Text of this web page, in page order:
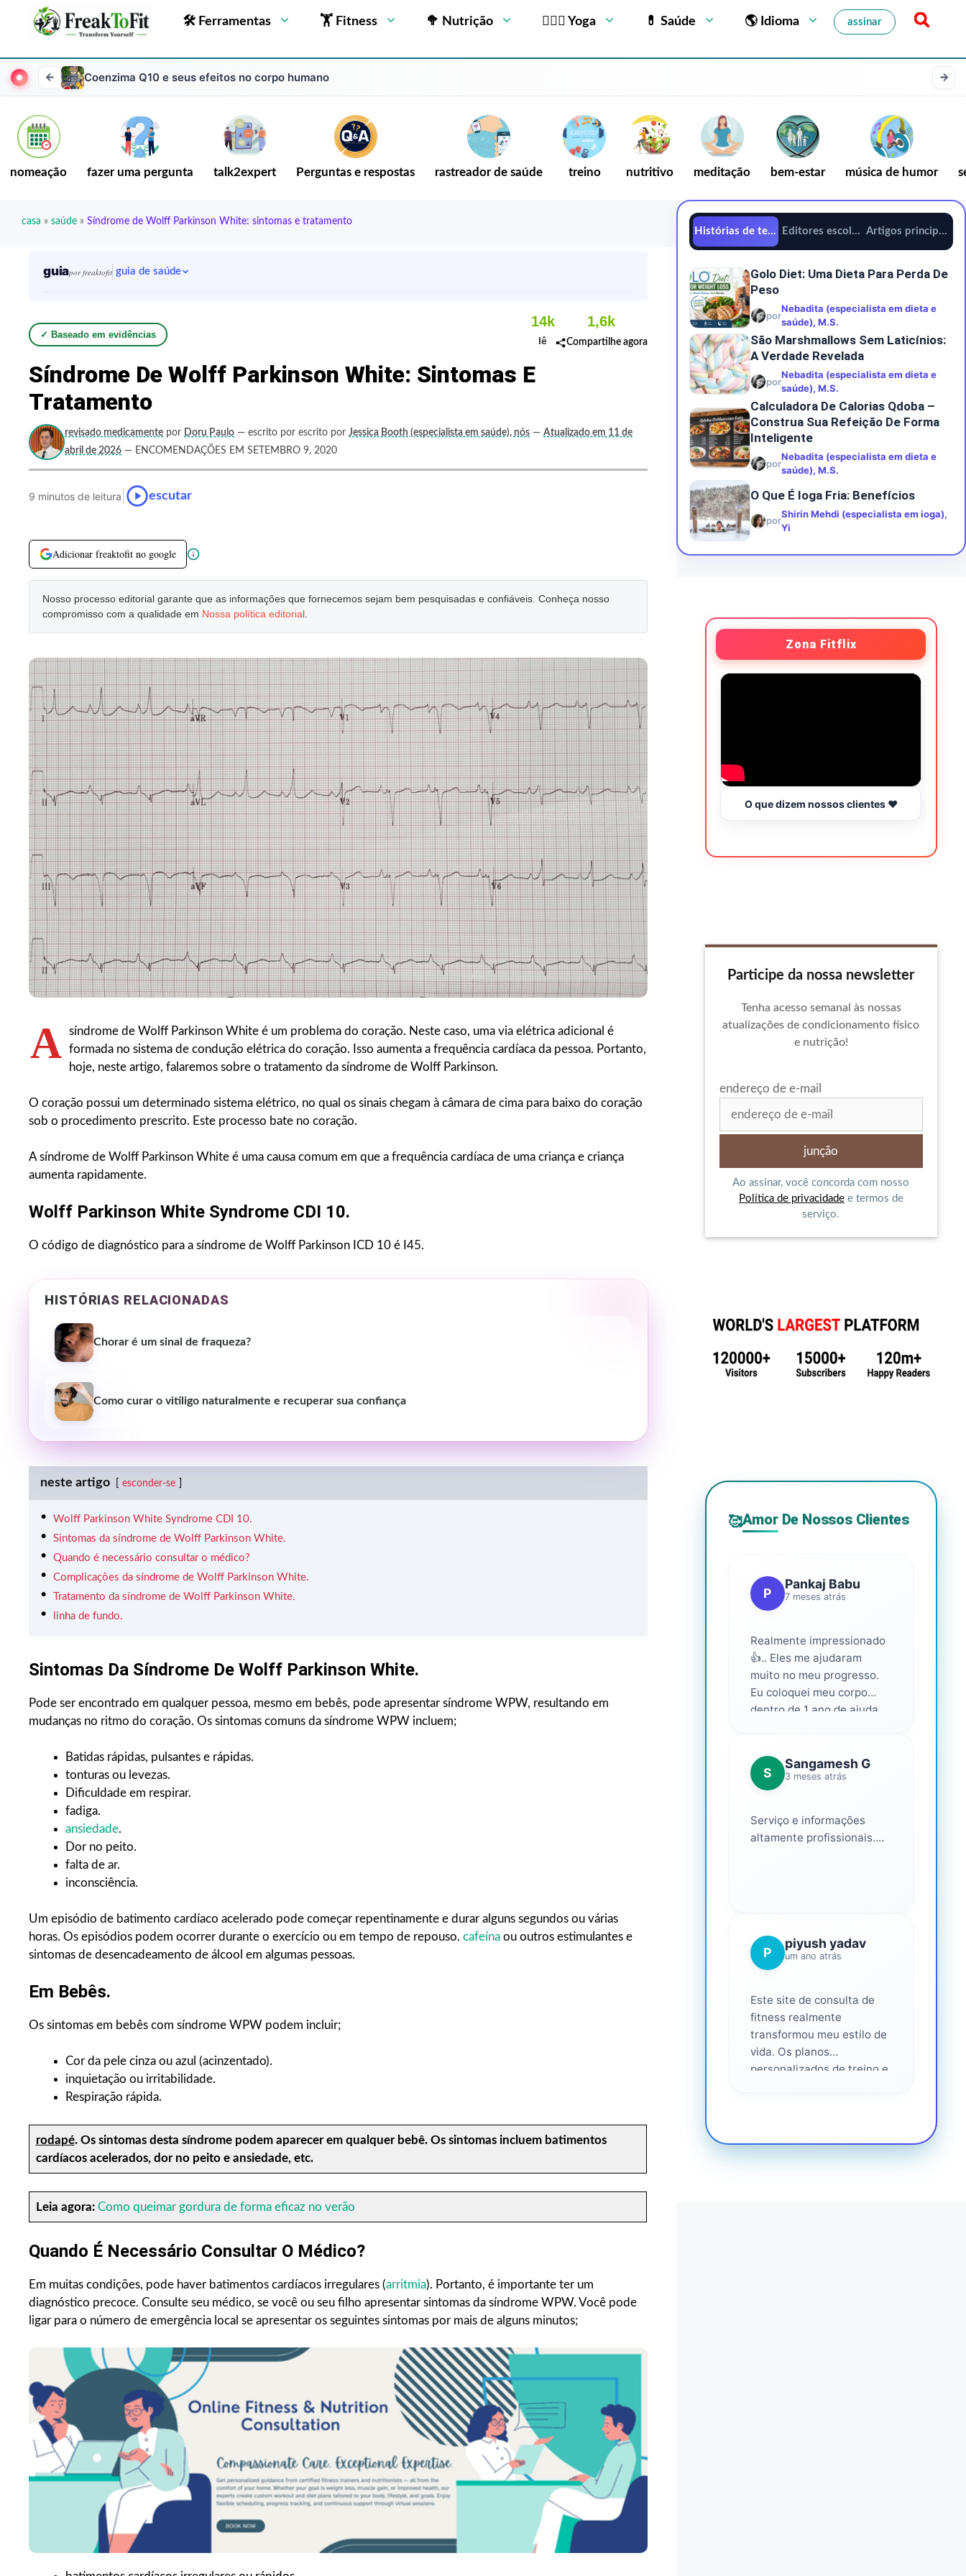
🛠 Ferramentas 🏋 Fitness 🥦 Nutrição 🧘🏻‍♂️ Yoga 💊 Saúde 🌎 Idioma assinar
Coenzima Q10 e seus efeitos no corpo humano
nomeação fazer uma pergunta talk2expert Perguntas e respostas rastreador de saúde treino nutritivo meditação bem-estar música de humor
casa » saúde » Síndrome de Wolff Parkinson White: sintomas e tratamento
guiapor freaktofit guia de saúde
✓ Baseado em evidências
14k
lê
1,6k
Compartilhe agora
Síndrome De Wolff Parkinson White: Sintomas E
Tratamento
revisado medicamente por Doru Paulo — escrito por escrito por Jessica Booth (especialista em saúde), nós — Atualizado em 11 de
abril de 2026 — ENCOMENDAÇÕES EM SETEMBRO 9, 2020
9 minutos de leitura escutar
Adicionar freaktofit no google
Nosso processo editorial garante que as informações que fornecemos sejam bem pesquisadas e confiáveis. Conheça nosso
compromisso com a qualidade em Nossa política editorial
A síndrome de Wolff Parkinson White é um problema do coração. Neste caso, uma via elétrica adicional é
formada no sistema de condução elétrica do coração. Isso aumenta a frequência cardíaca da pessoa. Portanto,
hoje, neste artigo, falaremos sobre o tratamento da síndrome de Wolff Parkinson.
O coração possui um determinado sistema elétrico, no qual os sinais chegam à câmara de cima para baixo do coração
sob o procedimento prescrito. Este processo bate no coração.
A síndrome de Wolff Parkinson White é uma causa comum em que a frequência cardíaca de uma criança e criança
aumenta rapidamente.
Wolff Parkinson White Syndrome CDI 10.
O código de diagnóstico para a síndrome de Wolff Parkinson ICD 10 é I45.
HISTÓRIAS RELACIONADAS
Chorar é um sinal de fraqueza?
Como curar o vitiligo naturalmente e recuperar sua confiança
neste artigo esconder-se
Wolff Parkinson White Syndrome CDI 10.
Sintomas da síndrome de Wolff Parkinson White.
Quando é necessário consultar o médico?
Complicações da síndrome de Wolff Parkinson White.
Tratamento da síndrome de Wolff Parkinson White.
linha de fundo.
Sintomas Da Síndrome De Wolff Parkinson White.
Pode ser encontrado em qualquer pessoa, mesmo em bebês, pode apresentar síndrome WPW, resultando em
mudanças no ritmo do coração. Os sintomas comuns da síndrome WPW incluem;
Batidas rápidas, pulsantes e rápidas.
tonturas ou levezas.
Dificuldade em respirar.
fadiga.
ansiedade.
Dor no peito.
falta de ar.
inconsciência.
Um episódio de batimento cardíaco acelerado pode começar repentinamente e durar alguns segundos ou várias
horas. Os episódios podem ocorrer durante o exercício ou em tempo de repouso. cafeína ou outros estimulantes e
sintomas de desencadeamento de álcool em algumas pessoas.
Em Bebês.
Os sintomas em bebês com síndrome WPW podem incluir;
Cor da pele cinza ou azul (acinzentado).
inquietação ou irritabilidade.
Respiração rápida.
rodapé. Os sintomas desta síndrome podem aparecer em qualquer bebê. Os sintomas incluem batimentos
cardíacos acelerados, dor no peito e ansiedade, etc.
Leia agora:Como queimar gordura de forma eficaz no verão
Quando É Necessário Consultar O Médico?
Em muitas condições, pode haver batimentos cardíacos irregulares (arritmia). Portanto, é importante ter um
diagnóstico precoce. Consulte seu médico, se você ou seu filho apresentar sintomas da síndrome WPW. Você pode
ligar para o número de emergência local se apresentar os seguintes sintomas por mais de alguns minutos;
Histórias de tendênciasEditores escolhemArtigos principais
Golo Diet: Uma Dieta Para Perda De
Peso
por
Nebadita (especialista em dieta e
saúde), M.S.
São Marshmallows Sem Laticínios:
A Verdade Revelada
por
Nebadita (especialista em dieta e
saúde), M.S.
Calculadora De Calorias Qdoba –
Construa Sua Refeição De Forma
Inteligente
por
Nebadita (especialista em dieta e
saúde), M.S.
O Que É Ioga Fria: Benefícios
por
Shirin Mehdi (especialista em ioga),
Yi
Zona Fitflix
O que dizem nossos clientes ❤️
Participe da nossa newsletter
Tenha acesso semanal às nossas
atualizações de condicionamento físico
e nutrição!
endereço de e-mail
Ao assinar, você concorda com nosso
Política de privacidadee termos de
serviço.
🥰Amor De Nossos Clientes
P
Pankaj Babu
7 meses atrás
Realmente impressionado
👍.. Eles me ajudaram
muito no meu progresso.
Eu coloquei meu corpo
dentro de 1 ano de ajuda
S
Sangamesh G
3 meses atrás
Serviço e informações
altamente profissionais....
P
piyush yadav
um ano atrás
Este site de consulta de
fitness realmente
transformou meu estilo de
vida. Os planos
personalizados de treino e